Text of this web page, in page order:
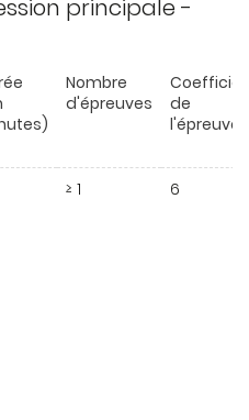
principale -
Nombre
d'épreuves
de
l'épreuve
≥ 1 6